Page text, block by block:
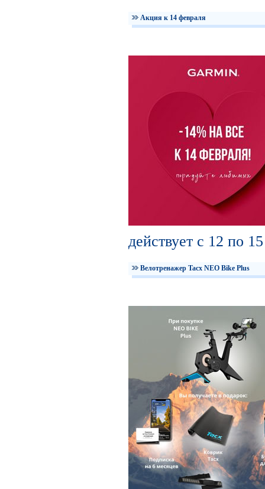
Акция к 14 февраля
действует с 12 по
Велотренажер Tacx NEO Bike Plus